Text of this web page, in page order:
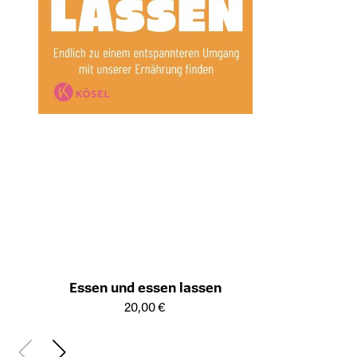
Essen und essen lassen
Öffnet die Detailseite des Produkts
20,00 €